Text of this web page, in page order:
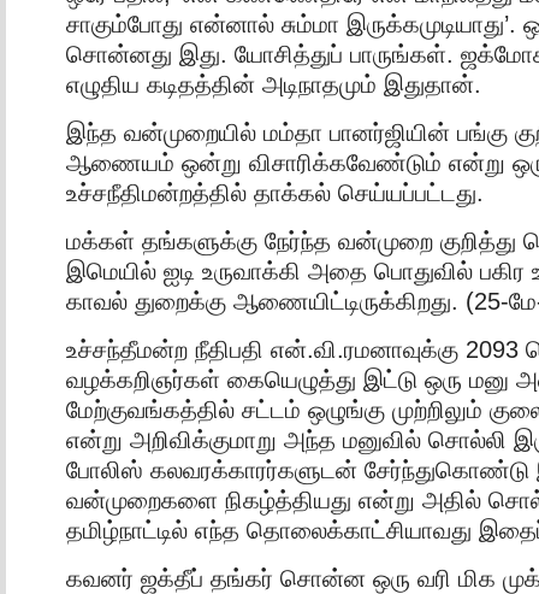
சாகும்போது என்னால் சும்மா இருக்கமுடியாது’.
சொன்னது இது. யோசித்துப் பாருங்கள்.
எழுதிய கடிதத்தின் அடிநாதமும் இதுதான்.
இந்த வன்முறையில் மம்தா பானர்ஜியின் பங்கு
ஆணையம் ஒன்று விசாரிக்கவேண்டும் என்று ஒரு
உச்சநீதிமன்றத்தில் தாக்கல் செய்யப்பட்டது.
மக்கள் தங்களுக்கு நேர்ந்த வன்முறை குறித்து
இமெயில் ஐடி உருவாக்கி அதை பொதுவில் பகிர
காவல் துறைக்கு ஆணையிட்டிருக்கிறது. (25-
உச்சந்தீமன்ற நீதிபதி என்.வி.ரமனாவுக்கு
வழக்கறிஞர்கள் கையெழுத்து இட்டு ஒரு மனு
மேற்குவங்கத்தில் சட்டம் ஒழுங்கு முற்றிலும்
என்று அறிவிக்குமாறு அந்த மனுவில் சொல்லி
போலிஸ் கலவரக்காரர்களுடன்
வன்முறைகளை நிகழ்த்தியது என்று அதில்
தமிழ்நாட்டில் எந்த தொலைக்காட்சியாவது இதைப்
கவனர் ஜக்தீப் தங்கர் சொன்ன ஒரு வரி மிக